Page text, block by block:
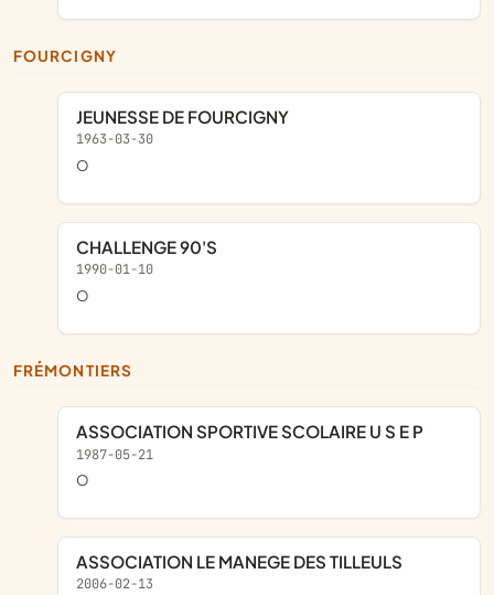
FOURCIGNY
JEUNESSE DE FOURCIGNY
1963-03-30
o
CHALLENGE 90'S
1990-01-10
o
FRÉMONTIERS
ASSOCIATION SPORTIVE SCOLAIRE U S E P
1987-05-21
o
ASSOCIATION LE MANEGE DES TILLEULS
2006-02-13